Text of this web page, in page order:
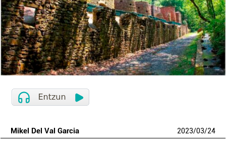
Mikel Del Val Garcia 2023/03/24